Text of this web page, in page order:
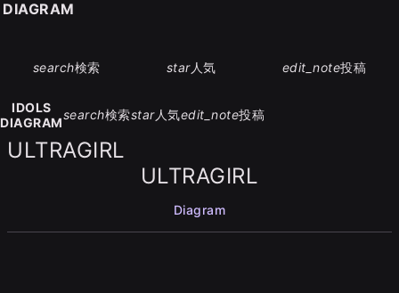
search検索 star人気 edit_note投稿
IDOLS
DIAGRAM
search検索star人気edit_note投稿
ULTRAGIRL
ULTRAGIRL
Diagram